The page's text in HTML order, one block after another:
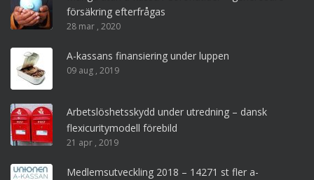
försäkring efterfrågas
28 mar , 2020
A-kassans finansiering under luppen
09 aug , 2019
Arbetslöshetsskydd under utredning – dansk
flexicuritymodell förebild
21 apr , 2019
Medlemsutveckling 2018 – 14271 st fler a-